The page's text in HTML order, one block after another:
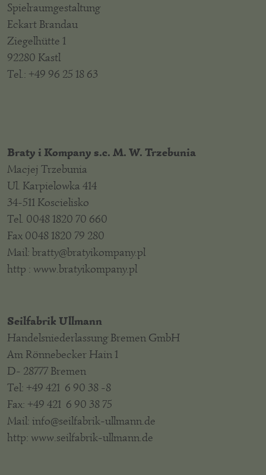
Spielraumgestaltung
Eckart Brandau
Ziegelhütte 1
92280 Kastl
Tel.: +49 96 25 18 63
Braty i Kompany s.c. M. W. Trzebunia
Macjej Trzebunia
Ul. Karpielowka 414
34-511 Koscielisko
Tel. 0048 1820 70 660
Fax 0048 1820 79 280
Mail: bratty@bratyikompany.pl
http : www.bratyikompany.pl
Seilfabrik Ullmann
Handelsniederlassung Bremen GmbH
Am Rönnebecker Hain 1
D- 28777 Bremen
Tel: +49 421 6 90 38 -8
Fax: +49 421 6 90 38 75
Mail: info@seilfabrik-ullmann.de
http: www.seilfabrik-ullmann.de